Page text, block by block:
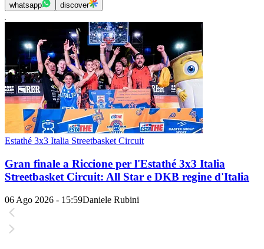
whatsapp discover
Estathé 3x3 Italia Streetbasket Circuit
Gran finale a Riccione per l'Estathé 3x3 Italia
Streetbasket Circuit: All Star e DKB regine d'Italia
06 Ago 2026 - 15:59Daniele Rubini